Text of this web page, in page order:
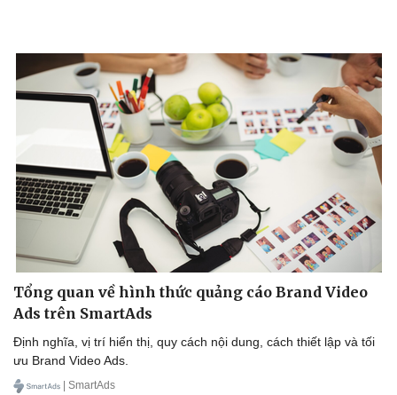
Tổng quan về hình thức quảng cáo Brand Video
Ads trên SmartAds
Định nghĩa, vị trí hiển thị, quy cách nội dung, cách thiết lập và tối
ưu Brand Video Ads.
| SmartAds